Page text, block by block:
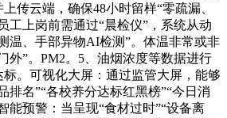
传云端，确保48小时留样“零疏漏、
工上岗前需通过“晨检仪”，系统从动
温、手部异物AI检测”。体温非常或非
外”。PM2。5、油烟浓度等数据进行
。可视化大屏：通过监管大屏，能够
排名”“各校养分达标红黑榜”“今日消
能预警：当呈现“食材过时”“设备离